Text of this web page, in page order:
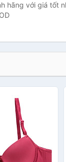
hãng với giá tốt